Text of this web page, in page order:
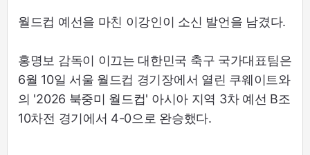
월드컵 예선을 마친 이강인이 소신 발언을 남겼다.
홍명보 감독이 이끄는 대한민국 축구 국가대표팀은
6월 10일 서울 월드컵 경기장에서 열린 쿠웨이트와
의 '2026 북중미 월드컵' 아시아 지역 3차 예선 B조
10차전 경기에서 4-0으로 완승했다.